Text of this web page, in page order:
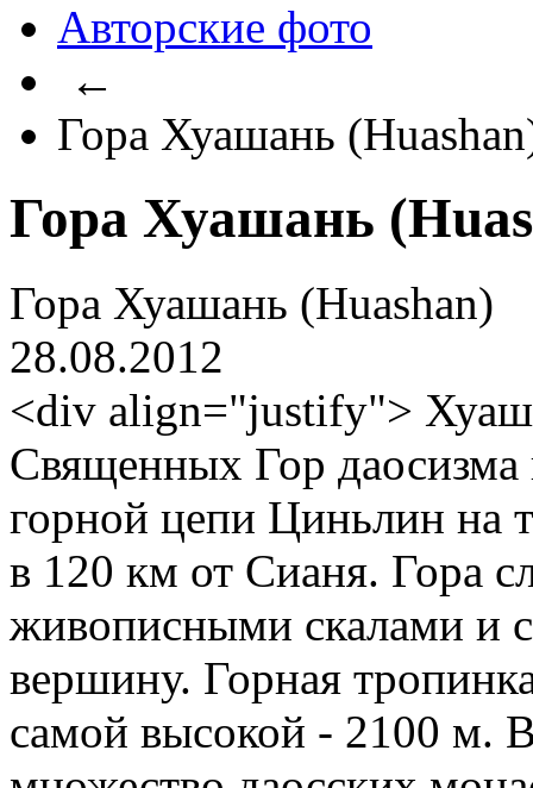
Авторские фото
←
Гора Хуашань
Гора Хуашань
Гора Хуашань (Huashan)
28.08.2012
<div align="justify">
Священных Гор даосизма
горной цепи Циньлин на
в 120 км от Сианя. Гора
живописными скалами и
вершину. Горная
самой высокой - 2100 м.